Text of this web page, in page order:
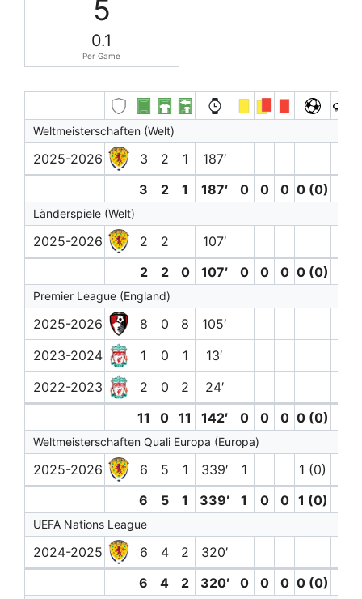
5
0.1
Per Game
Weltmeisterschaften (Welt)
2025-2026 3 2 1
187′
3
2 1 187′ 0 0 0 0 (0)
Länderspiele (Welt)
2025-2026 2 2 107′
2
2 0 107′ 0 0 0 0 (0)
Premier League (England)
2025-2026 8 0 8 105′
2023-2024
1 0 1
13′
2022-2023
2 0 2
24′
11
0 11 142′ 0 0 0 0 (0)
Weltmeisterschaften Quali Europa (Europa)
2025-2026 6 5 1 339′ 1 1 (0)
6
5 1 339′ 1 0 0 1 (0)
UEFA Nations League
2024-2025 6 4 2 320′
6
4 2 320′ 0 0 0 0 (0)